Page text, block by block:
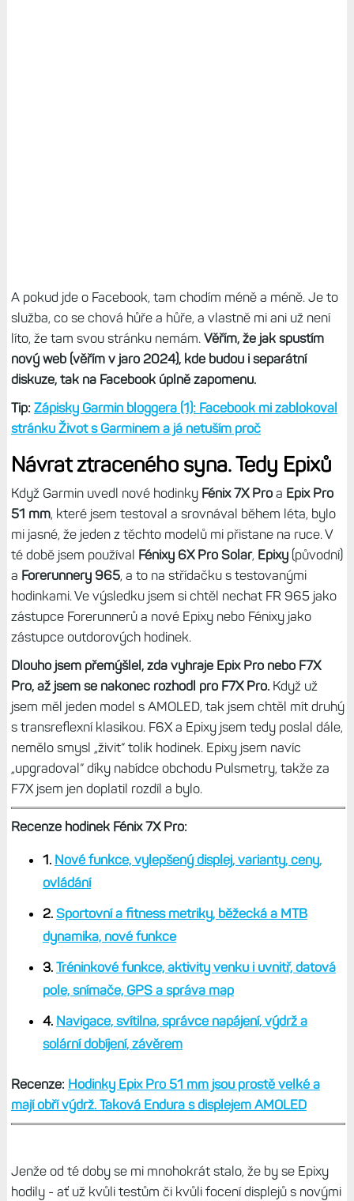
A pokud jde o Facebook, tam chodím méně a méně. Je to
služba, co se chová hůře a hůře, a vlastně mi ani už není
líto, že tam svou stránku nemám. Věřím, že jak spustím
nový web (věřím v jaro 2024), kde budou i separátní
diskuze, tak na Facebook úplně zapomenu.
Tip: Zápisky Garmin bloggera (1): Facebook mi zablokoval
stránku Život s Garminem a já netuším proč
Návrat ztraceného syna. Tedy Epixů
Když Garmin uvedl nové hodinky Fénix 7X Proa Epix Pro
51 mm, které jsem testoval a srovnával během léta, bylo
mi jasné, že jeden z těchto modelů mi přistane na ruce. V
té době jsem používal Fénixy 6X Pro Solar, Epixy(původní)
a Forerunnery 965, a to na střídačku s testovanými
hodinkami. Ve výsledku jsem si chtěl nechat FR 965 jako
zástupce Forerunnerů a nové Epixy nebo Fénixy jako
zástupce outdorových hodinek.
Dlouho jsem přemýšlel, zda vyhraje Epix Pro nebo F7X
Pro, až jsem se nakonec rozhodl pro F7X Pro.Když už
jsem měl jeden model s AMOLED, tak jsem chtěl mít druhý
s transreflexní klasikou. F6X a Epixy jsem tedy poslal dále,
nemělo smysl „živit“ tolik hodinek. Epixy jsem navíc
„upgradoval“ díky nabídce obchodu Pulsmetry, takže za
F7X jsem jen doplatil rozdíl a bylo.
Recenze hodinek Fénix 7X Pro:
1. Nové funkce, vylepšený displej, varianty, ceny,
ovládání
2. Sportovní a fitness metriky, běžecká a MTB
dynamika, nové funkce
3. Tréninkové funkce, aktivity venku i uvnitř, datová
pole, snímače, GPS a správa map
4. Navigace, svítilna, správce napájení, výdrž a
solární dobíjení, závěrem
Recenze: Hodinky Epix Pro 51 mm jsou prostě velké a
mají obří výdrž. Taková Endura s displejem AMOLED